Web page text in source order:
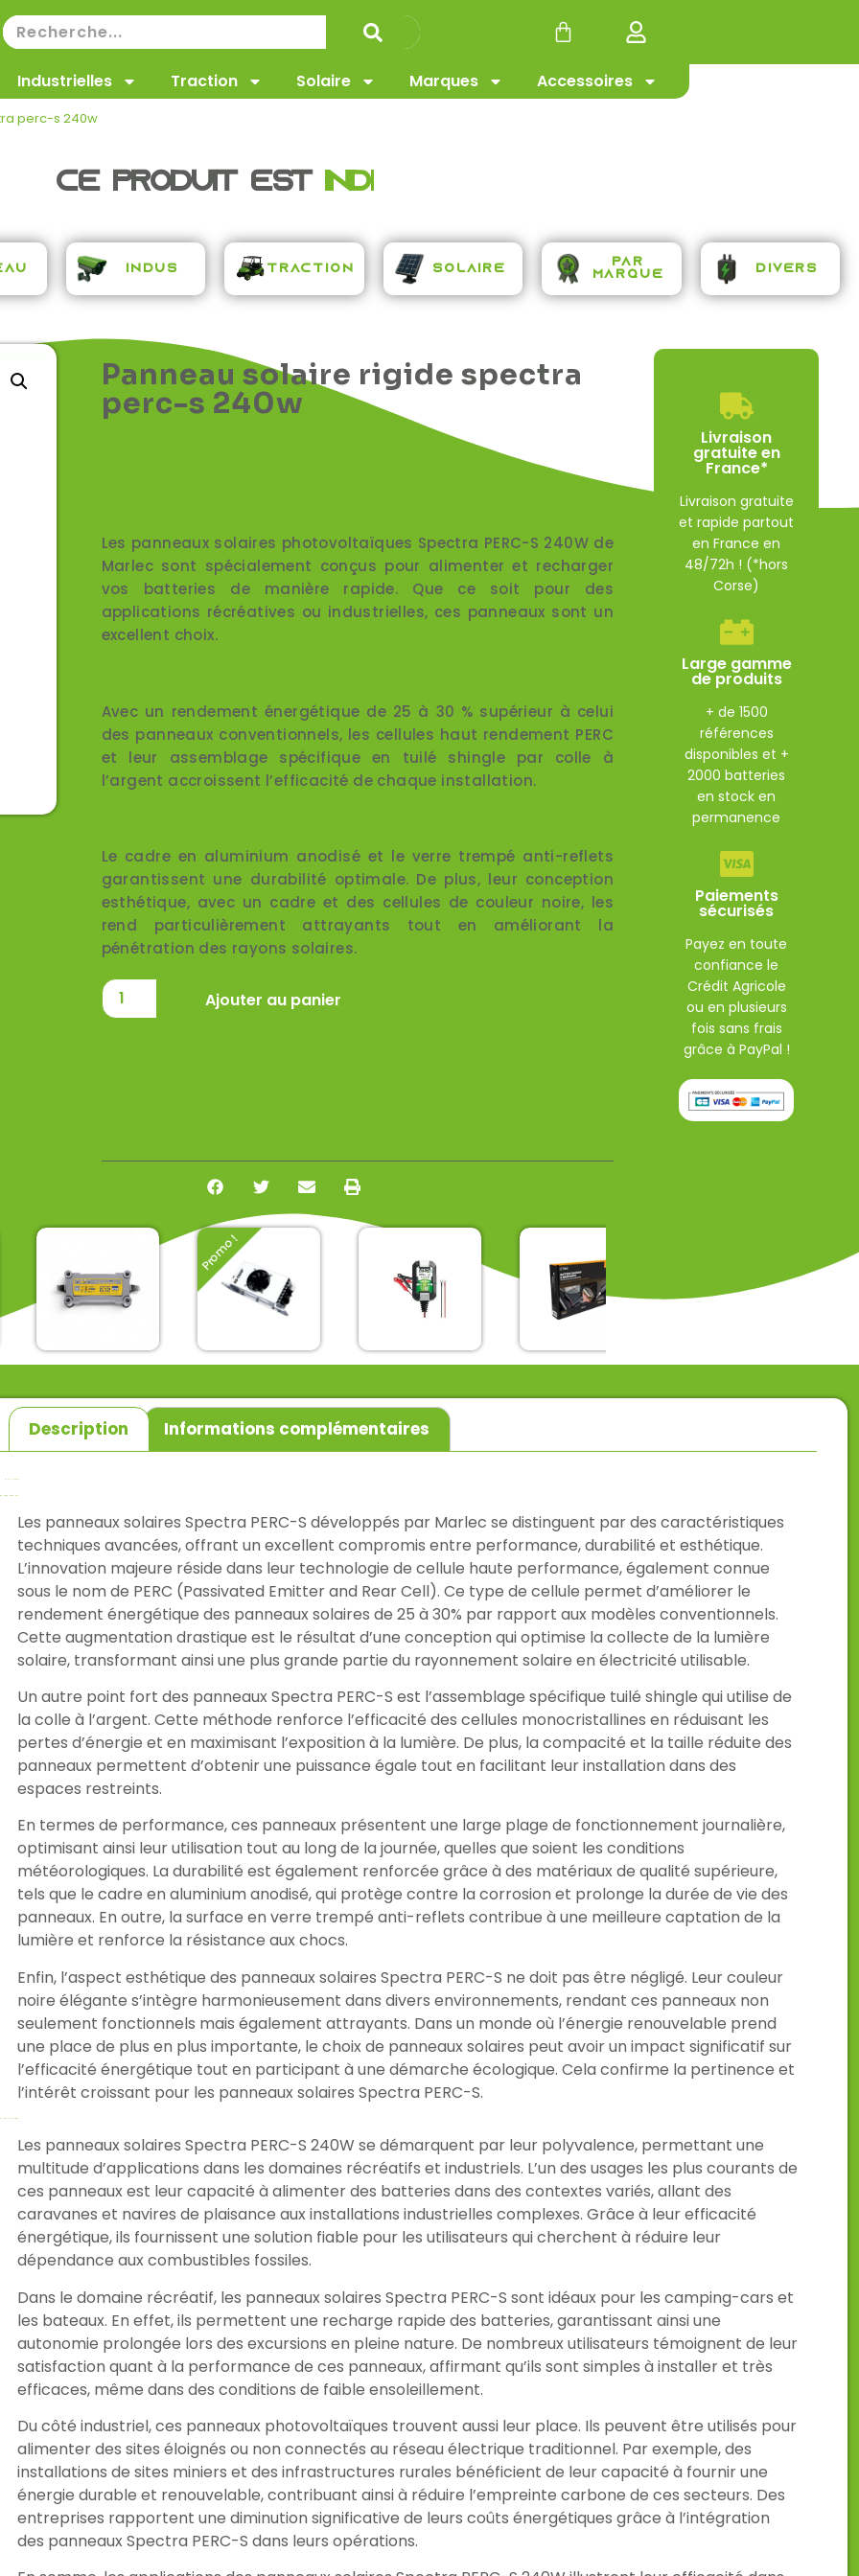
Industrielles Traction Solaire Marques Accessoires
perc-s 240w
Ce produit estindis pen
Indus Traction Solaire
Par
Marque
Divers
Panneau solaire rigide spectra
perc-s 240w
Les panneaux solaires photovoltaïques Spectra PERC-S 240W de
Marlec sont spécialement conçus pour alimenter et recharger
vos batteries de manière rapide. Que ce soit pour des
applications récréatives ou industrielles, ces panneaux sont un
excellent choix.
Avec un rendement énergétique de 25 à 30 % supérieur à celui
des panneaux conventionnels, les cellules haut rendement PERC
et leur assemblage spécifique en tuilé shingle par colle à
l’argent accroissent l’efficacité de chaque installation.
Le cadre en aluminium anodisé et le verre trempé anti-reflets
garantissent une durabilité optimale. De plus, leur conception
esthétique, avec un cadre et des cellules de couleur noire, les
rend particulièrement attrayants tout en améliorant la
pénétration des rayons solaires.
Ajouter au panier
batterie GYS
99,00€TTC
Promo !
Chargeur de
batterie aq-
285,00€
256,50€TTC
Chargeur de
fulbat
34,50€TTC
Coffret
CTEK MXS
135,00€
Livraison
gratuite en
France*
Livraison gratuite
et rapide partout
en France en
48/72h ! (*hors
Corse)
Large gamme
de produits
+ de 1500
références
disponibles et +
2000 batteries
en stock en
permanence
Paiements
sécurisés
Payez en toute
confiance le
Crédit Agricole
ou en plusieurs
fois sans frais
grâce à PayPal !
Description Informations complémentaires
Les panneaux solaires Spectra PERC-S développés par Marlec se distinguent par des caractéristiques
techniques avancées, offrant un excellent compromis entre performance, durabilité et esthétique.
L’innovation majeure réside dans leur technologie de cellule haute performance, également connue
sous le nom de PERC (Passivated Emitter and Rear Cell). Ce type de cellule permet d’améliorer le
rendement énergétique des panneaux solaires de 25 à 30% par rapport aux modèles conventionnels.
Cette augmentation drastique est le résultat d’une conception qui optimise la collecte de la lumière
solaire, transformant ainsi une plus grande partie du rayonnement solaire en électricité utilisable.
Un autre point fort des panneaux Spectra PERC-S est l’assemblage spécifique tuilé shingle qui utilise de
la colle à l’argent. Cette méthode renforce l’efficacité des cellules monocristallines en réduisant les
pertes d’énergie et en maximisant l’exposition à la lumière. De plus, la compacité et la taille réduite des
panneaux permettent d’obtenir une puissance égale tout en facilitant leur installation dans des
espaces restreints.
En termes de performance, ces panneaux présentent une large plage de fonctionnement journalière,
optimisant ainsi leur utilisation tout au long de la journée, quelles que soient les conditions
météorologiques. La durabilité est également renforcée grâce à des matériaux de qualité supérieure,
tels que le cadre en aluminium anodisé, qui protège contre la corrosion et prolonge la durée de vie des
panneaux. En outre, la surface en verre trempé anti-reflets contribue à une meilleure captation de la
lumière et renforce la résistance aux chocs.
Enfin, l’aspect esthétique des panneaux solaires Spectra PERC-S ne doit pas être négligé. Leur couleur
noire élégante s’intègre harmonieusement dans divers environnements, rendant ces panneaux non
seulement fonctionnels mais également attrayants. Dans un monde où l’énergie renouvelable prend
une place de plus en plus importante, le choix de panneaux solaires peut avoir un impact significatif sur
l’efficacité énergétique tout en participant à une démarche écologique. Cela confirme la pertinence et
l’intérêt croissant pour les panneaux solaires Spectra PERC-S.
Les panneaux solaires Spectra PERC-S 240W se démarquent par leur polyvalence, permettant une
multitude d’applications dans les domaines récréatifs et industriels. L’un des usages les plus courants de
ces panneaux est leur capacité à alimenter des batteries dans des contextes variés, allant des
caravanes et navires de plaisance aux installations industrielles complexes. Grâce à leur efficacité
énergétique, ils fournissent une solution fiable pour les utilisateurs qui cherchent à réduire leur
dépendance aux combustibles fossiles.
Dans le domaine récréatif, les panneaux solaires Spectra PERC-S sont idéaux pour les camping-cars et
les bateaux. En effet, ils permettent une recharge rapide des batteries, garantissant ainsi une
autonomie prolongée lors des excursions en pleine nature. De nombreux utilisateurs témoignent de leur
satisfaction quant à la performance de ces panneaux, affirmant qu’ils sont simples à installer et très
efficaces, même dans des conditions de faible ensoleillement.
Du côté industriel, ces panneaux photovoltaïques trouvent aussi leur place. Ils peuvent être utilisés pour
alimenter des sites éloignés ou non connectés au réseau électrique traditionnel. Par exemple, des
installations de sites miniers et des infrastructures rurales bénéficient de leur capacité à fournir une
énergie durable et renouvelable, contribuant ainsi à réduire l’empreinte carbone de ces secteurs. Des
entreprises rapportent une diminution significative de leurs coûts énergétiques grâce à l’intégration
des panneaux Spectra PERC-S dans leurs opérations.